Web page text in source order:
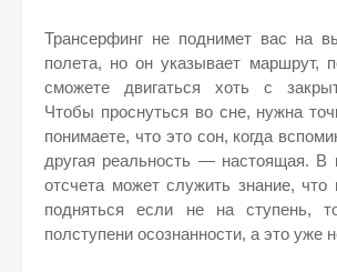
Трансерфинг не поднимет вас на
полета, но он указывает маршрут,
сможете двигаться хоть с
Чтобы проснуться во сне, нужна
понимаете, что это сон, когда
другая реальность — настоящая. В
отсчета может служить знание,
подняться если не на ступень,
полступени осознанности, а это уже